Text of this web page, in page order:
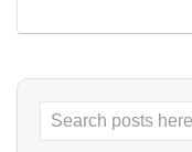
Search